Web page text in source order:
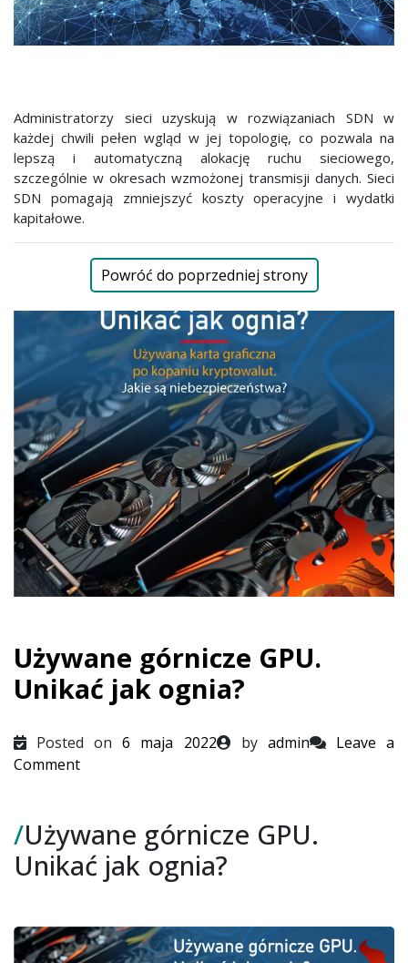
Administratorzy sieci uzyskują w rozwiązaniach SDN w
każdej chwili pełen wgląd w jej topologię, co pozwala na
lepszą i automatyczną alokację ruchu sieciowego,
szczególnie w okresach wzmożonej transmisji danych. Sieci
SDN pomagają zmniejszyć koszty operacyjne i wydatki
kapitałowe.
Powróć do poprzedniej strony
Używane górnicze GPU.
Unikać jak ognia?
Posted on6 maja 2022 by admin
Leave a
Commenton
GPU.
Unikać
jak
/Używane górnicze GPU.
Unikać jak ognia?